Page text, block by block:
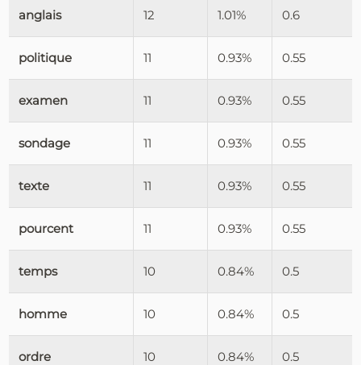
anglais 12 1.01% 0.6
politique 11 0.93% 0.55
examen 11 0.93% 0.55
sondage 11 0.93% 0.55
texte 11 0.93% 0.55
pourcent 11 0.93% 0.55
temps 10 0.84% 0.5
homme 10 0.84% 0.5
ordre 10 0.84% 0.5